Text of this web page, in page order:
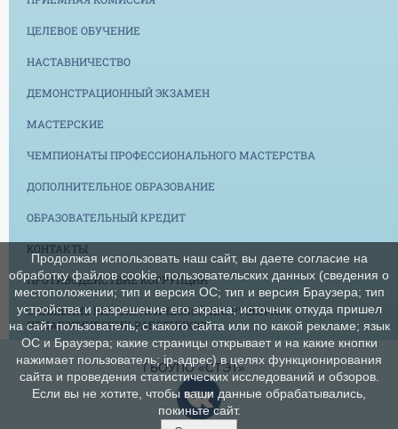
ЦЕЛЕВОЕ ОБУЧЕНИЕ
НАСТАВНИЧЕСТВО
ДЕМОНСТРАЦИОННЫЙ ЭКЗАМЕН
МАСТЕРСКИЕ
ЧЕМПИОНАТЫ ПРОФЕССИОНАЛЬНОГО МАСТЕРСТВА
ДОПОЛНИТЕЛЬНОЕ ОБРАЗОВАНИЕ
ОБРАЗОВАТЕЛЬНЫЙ КРЕДИТ
КОНТАКТЫ
ПРОТИВОДЕЙСТВИЕ КОРРУПЦИИ
СНИЖЕНИЕ БЮРОКРАТИЧЕСКОЙ НАГРУЗКИ НА
ПЕДАГОГИЧЕСКИХ РАБОТНИКОВ
ГБОУПО «СТЭТ»
Продолжая использовать наш сайт, вы даете согласие на
обработку файлов cookie, пользовательских данных (сведения о
местоположении; тип и версия ОС; тип и версия Браузера; тип
устройства и разрешение его экрана; источник откуда пришел
на сайт пользователь; с какого сайта или по какой рекламе; язык
ОС и Браузера; какие страницы открывает и на какие кнопки
нажимает пользователь; ip-адрес) в целях функционирования
сайта и проведения статистических исследований и обзоров.
Если вы не хотите, чтобы ваши данные обрабатывались,
покиньте сайт.